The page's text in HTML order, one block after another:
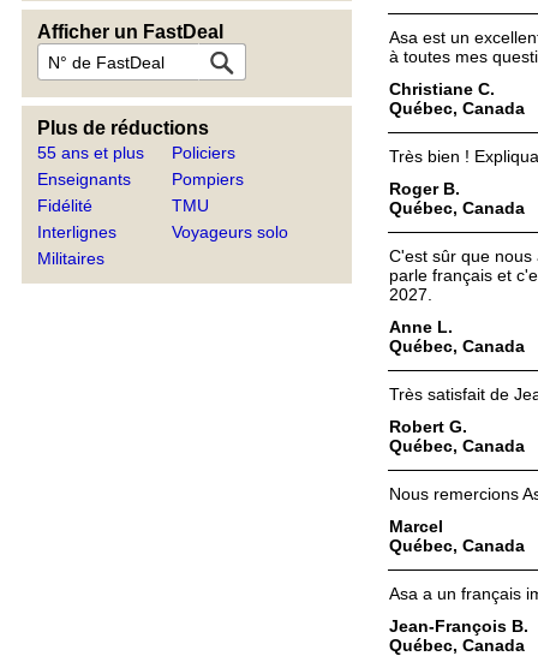
Afficher un FastDeal
Plus de réductions
55 ans et plus
Enseignants
Fidélité
Interlignes
Militaires
Policiers
Pompiers
TMU
Voyageurs solo
Asa est un
à toutes mes
Christiane C.
Québec, Canada
Très bien !
Roger B.
Québec, Canada
C'est sûr que nous
parle français et
2027.
Anne L.
Québec, Canada
Très satisfait de
Robert G.
Québec, Canada
Nous remercions
Marcel
Québec, Canada
Asa a un français
Jean-François B.
Québec, Canada